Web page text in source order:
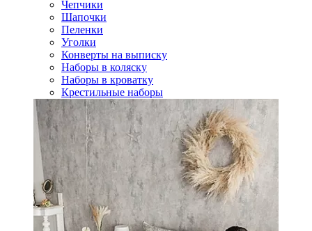
Чепчики
Шапочки
Пеленки
Уголки
Конверты на выписку
Наборы в коляску
Наборы в кроватку
Крестильные наборы